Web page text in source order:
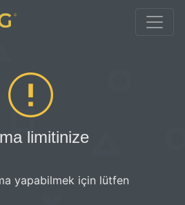
limitinize
yapabilmek için lütfen